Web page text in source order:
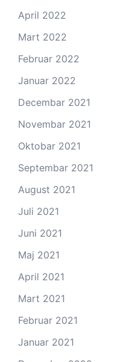
April 2022
Mart 2022
Februar 2022
Januar 2022
Decembar 2021
Novembar 2021
Oktobar 2021
Septembar 2021
August 2021
Juli 2021
Juni 2021
Maj 2021
April 2021
Mart 2021
Februar 2021
Januar 2021